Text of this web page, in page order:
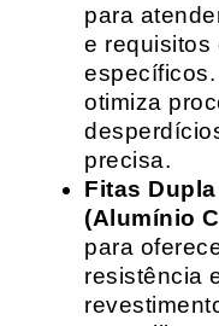
para
e requisitos
otimiza
precisa.
Fitas
(Alumínio
para
resistência